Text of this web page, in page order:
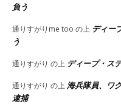
負う
通りすがりme too の上 ディー
う
通りすがり の上 ディープ・ス
通りすがり の上 海兵隊員、ワ
逮捕